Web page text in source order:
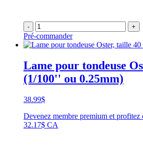
- +
Pré-commander
Lame pour tondeuse
(1/100'' ou 0.25mm)
38.99$
Devenez membre premium et profitez
32.17$ CA